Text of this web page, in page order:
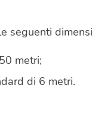
seguenti
metri;
di 6 metri.